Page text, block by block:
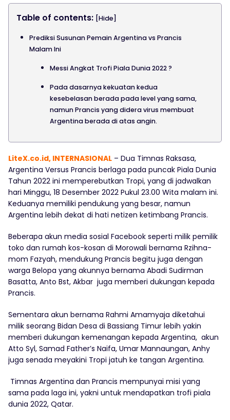
Table of contents: [Hide]
Prediksi Susunan Pemain Argentina vs Prancis
Malam Ini
Messi Angkat Trofi Piala Dunia 2022 ?
Pada dasarnya kekuatan kedua
kesebelasan berada pada level yang sama,
namun Prancis yang didera virus membuat
Argentina berada di atas angin.
LiteX.co.id, INTERNASIONAL – Dua Timnas Raksasa,
Argentina Versus Prancis berlaga pada puncak Piala Dunia
Tahun 2022 ini memperebutkan Tropi, yang di jadwalkan
hari Minggu, 18 Desember 2022 Pukul 23.00 Wita malam ini.
Keduanya memiliki pendukung yang besar, namun
Argentina lebih dekat di hati netizen ketimbang Prancis.
Beberapa akun media sosial Facebook seperti milik pemilik
toko dan rumah kos-kosan di Morowali bernama Rzihna-
mom Fazyah, mendukung Prancis begitu juga dengan
warga Belopa yang akunnya bernama Abadi Sudirman
Basatta, Anto Bst, Akbar juga memberi dukungan kepada
Prancis.
Sementara akun bernama Rahmi Amamyaja diketahui
milik seorang Bidan Desa di Bassiang Timur lebih yakin
memberi dukungan kemenangan kepada Argentina, akun
Atto Syl, Samad Father’s Naifa, Umar Mannaungan, Anhy
juga senada meyakini Tropi jatuh ke tangan Argentina.
Timnas Argentina dan Prancis mempunyai misi yang
sama pada laga ini, yakni untuk mendapatkan trofi piala
dunia 2022, Qatar.